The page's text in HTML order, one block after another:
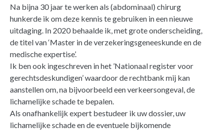
Na bijna 30 jaar te werken als (abdominaal) chirurg
hunkerde ik om deze kennis te gebruiken in een nieuwe
uitdaging. In 2020 behaalde ik, met grote onderscheiding,
de titel van ‘Master in de verzekeringsgeneeskunde en de
medische expertise’.
Ik ben ook ingeschreven in het ’Nationaal register voor
gerechtsdeskundigen’ waardoor de rechtbank mij kan
aanstellen om, na bijvoorbeeld een verkeersongeval, de
lichamelijke schade te bepalen.
Als onafhankelijk expert bestudeer ik uw dossier, uw
lichamelijke schade en de eventuele bijkomende